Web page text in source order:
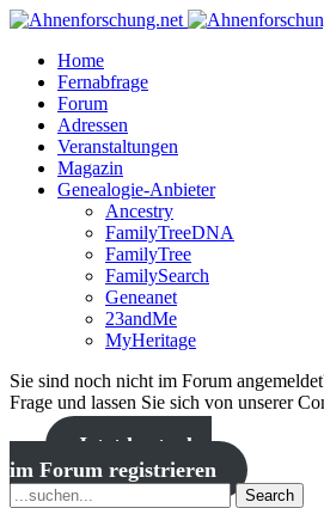
Home
Fernabfrage
Forum
Adressen
Veranstaltungen
Magazin
Genealogie-Anbieter
Ancestry
FamilyTreeDNA
FamilyTree
FamilySearch
Geneanet
23andMe
MyHeritage
Sie sind noch nicht im Forum
Frage und lassen Sie sich von unserer
Jetzt kostenlos
im Forum registrieren
Search